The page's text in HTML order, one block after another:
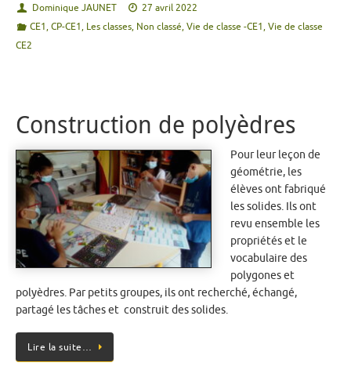
Dominique JAUNET
27 avril 2022
CE1,CP-CE1, Les classes, Non classé,Vie de classe -CE1,Vie de classe
CE2
Construction de polyèdres
Pour leur leçon de
géométrie, les
élèves ont fabriqué
les solides. Ils ont
revu ensemble les
propriétés et le
vocabulaire des
polygones et
polyèdres. Par petits groupes, ils ont recherché, échangé,
partagé les tâches et construit des solides.
Lire la suite…